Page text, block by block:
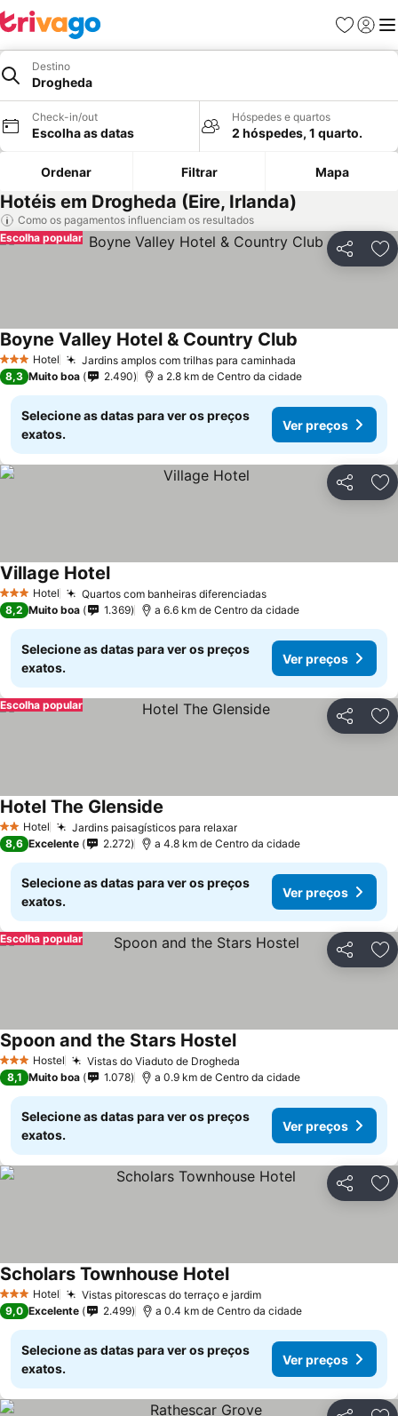
Favoritos
Iniciar
Destino
Drogheda
Check-in/out
Escolha as datas
Hóspedes e quartos
2 hóspedes, 1 quarto.
Ordenar Filtrar Mapa
Hotéis em Drogheda (Eire, Irlanda)
Como os pagamentos influenciam os resultados
Partilhar
Escolha popular
3 EstrelasHotel Jardins amplos com trilhas para caminhada
Boyne Valley Hotel & Country Club
8,3 Muito boa 2.490 a 2.8 km de Centro da cidade
Selecione as datas para ver os preços
exatos.
Ver preços
Partilhar
3 EstrelasHotel Quartos com banheiras diferenciadas
Village Hotel
8,2 Muito boa 1.369 a 6.6 km de Centro da cidade
Selecione as datas para ver os preços
exatos.
Ver preços
Partilhar
Escolha popular
2 Estrelas
Hotel Jardins paisagísticos para relaxar
Hotel The Glenside
8,6 Excelente 2.272 a 4.8 km de Centro da cidade
Selecione as datas para ver os preços
exatos.
Ver preços
Partilhar
Escolha popular
3 EstrelasHostel Vistas do Viaduto de Drogheda
Spoon and the Stars Hostel
8,1 Muito boa 1.078 a 0.9 km de Centro da cidade
Selecione as datas para ver os preços
exatos.
Ver preços
Partilhar
3 EstrelasHotel Vistas pitorescas do terraço e jardim
Scholars Townhouse Hotel
9,0 Excelente 2.499 a 0.4 km de Centro da cidade
Selecione as datas para ver os preços
exatos.
Ver preços